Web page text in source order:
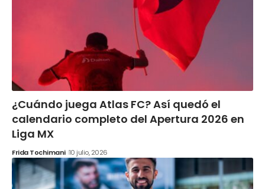
¿Cuándo juega Atlas FC? Así quedó el
calendario completo del Apertura 2026 en
Liga MX
Frida Tochimani 10 julio, 2026